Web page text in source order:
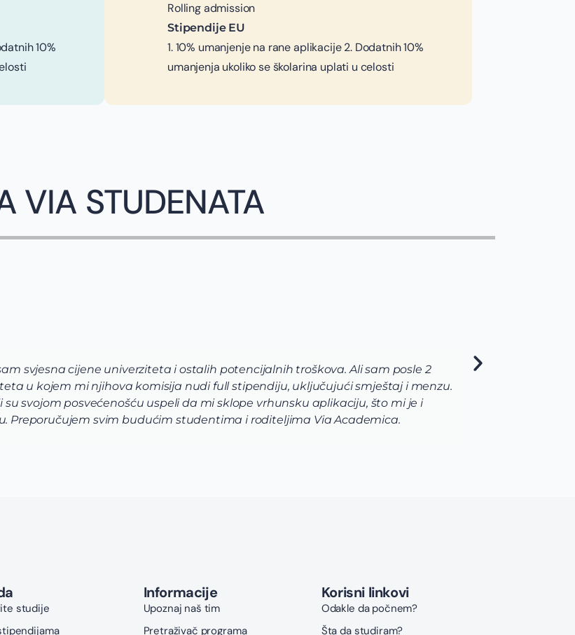
10%
Rolling admission
Stipendije EU
1. 10% umanjenje na rane aplikacije 2. Dodatnih 10%
umanjenja ukoliko se školarina uplati u celosti
VIA STUDENATA
Via tim mi je pre svega pomogao da shvatim koje polje nauke želim da usavrsim preko svojih
pomogli da odaberem program koji najviše odgovara mojim željama i zamislima o
raznovrsne, u mom slučaju da biologija, hemija i biohemija budu upotpunjene laboratorijama
korak prijave i aplikacije bio je uz pomoć i podršku celokunog Via Academica tima.
studije
Informacije
Upoznaj naš tim
Pretraživač programa
Korisni linkovi
Odakle da počnem?
Šta da studiram?